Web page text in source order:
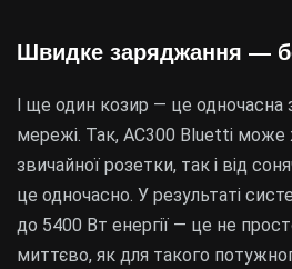
Швидке заряджання —
І ще один козир — це одночасна
мережі. Так, AC300 Bluetti може
звичайної розетки, так і від
це одночасно. У результаті
до 5400 Вт енергії — це не
миттєво, як для такого